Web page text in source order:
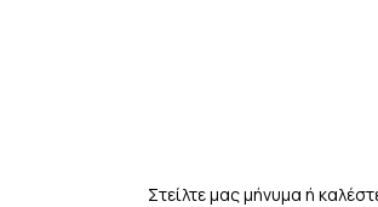
Στείλτε μας μήνυμα ή